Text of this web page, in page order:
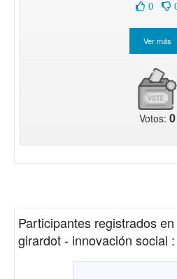
0
Votos: 0
Participantes registrados en
girardot - innovación social :